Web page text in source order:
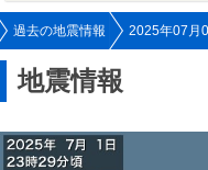
過去の地震情報 2025年07月
地震情報